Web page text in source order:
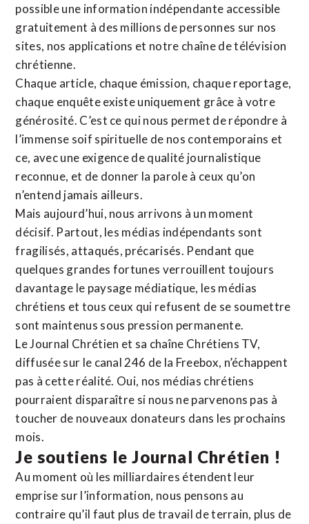
possible une information indépendante accessible
gratuitement à des millions de personnes sur nos
sites, nos applications et notre chaîne de télévision
chrétienne.
Chaque article, chaque émission, chaque reportage,
chaque enquête existe uniquement grâce à votre
générosité. C’est ce qui nous permet de répondre à
l’immense soif spirituelle de nos contemporains et
ce, avec une exigence de qualité journalistique
reconnue, et de donner la parole à ceux qu’on
n’entend jamais ailleurs.
Mais aujourd’hui, nous arrivons à un moment
décisif. Partout, les médias indépendants sont
fragilisés, attaqués, précarisés. Pendant que
quelques grandes fortunes verrouillent toujours
davantage le paysage médiatique, les médias
chrétiens et tous ceux qui refusent de se soumettre
sont maintenus sous pression permanente.
Le Journal Chrétien et sa chaîne Chrétiens TV,
diffusée sur le canal 246 de la Freebox, n’échappent
pas à cette réalité. Oui, nos médias chrétiens
pourraient disparaître si nous ne parvenons pas à
toucher de nouveaux donateurs dans les prochains
mois.
Je soutiens le Journal Chrétien !
Au moment où les milliardaires étendent leur
emprise sur l’information, nous pensons au
contraire qu’il faut plus de travail de terrain, plus de